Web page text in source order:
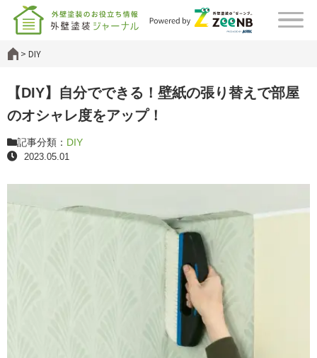
DIY
【DIY】自分でできる！壁紙の張り替えで部屋
のオシャレ度をアップ！
記事分類： DIY
2023.05.01